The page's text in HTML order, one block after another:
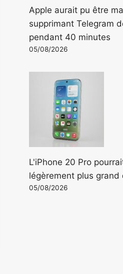
Apple aurait pu être
supprimant Telegram
pendant 40 minutes
05/08/2026
L'iPhone 20 Pro
légèrement plus grand
05/08/2026